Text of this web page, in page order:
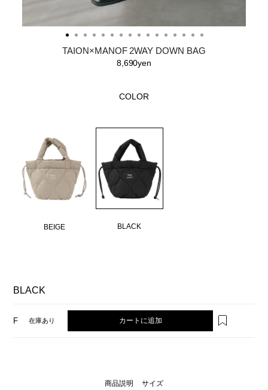
TAION×MANOF 2WAY DOWN BAG
8,690yen
COLOR
BEIGE BLACK
BLACK
F 在庫あり カートに追加
商品説明 サイズ